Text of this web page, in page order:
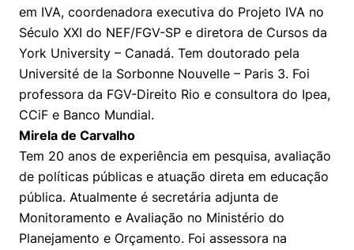
em IVA, coordenadora executiva do Projeto IVA no
Século XXI do NEF/FGV-SP e diretora de Cursos da
York University – Canadá. Tem doutorado pela
Université de la Sorbonne Nouvelle – Paris 3. Foi
professora da FGV-Direito Rio e consultora do Ipea,
CCiF e Banco Mundial.
Mirela de Carvalho
Tem 20 anos de experiência em pesquisa, avaliação
de políticas públicas e atuação direta em educação
pública. Atualmente é secretária adjunta de
Monitoramento e Avaliação no Ministério do
Planejamento e Orçamento. Foi assessora na